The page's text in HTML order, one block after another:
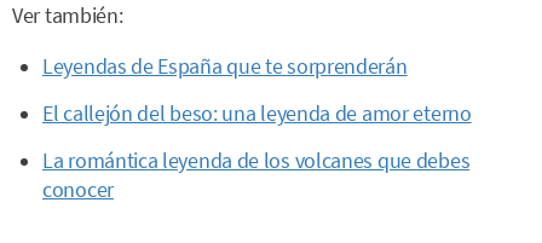
Ver también:
Leyendas de España que te sorprenderán
El callejón del beso: una leyenda de amor eterno
La romántica leyenda de los volcanes que debes
conocer